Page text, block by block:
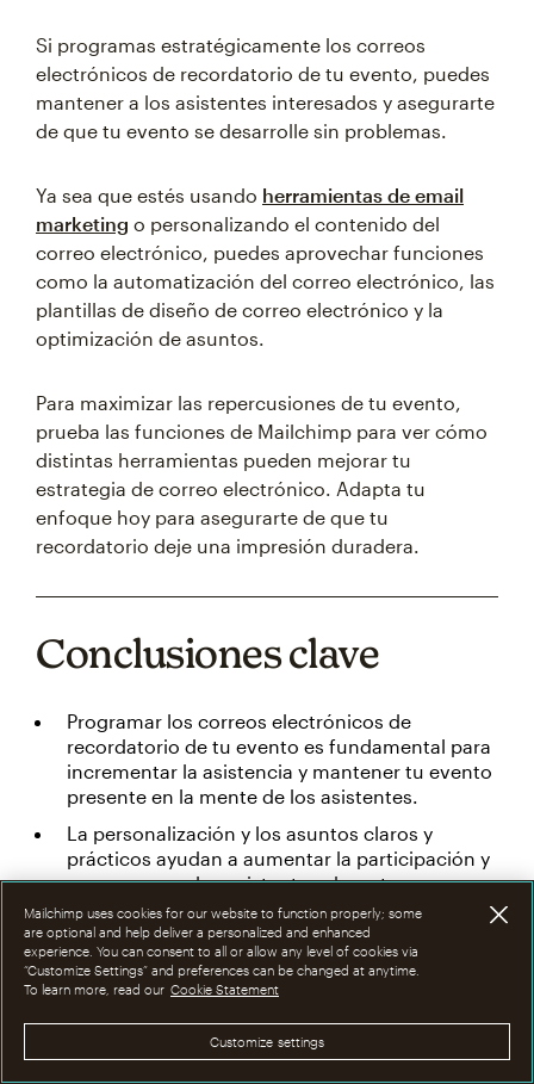
Si programas estratégicamente los correos
electrónicos de recordatorio de tu evento, puedes
mantener a los asistentes interesados y asegurarte
de que tu evento se desarrolle sin problemas.
Ya sea que estés usando herramientas de email
marketing o personalizando el contenido del
correo electrónico, puedes aprovechar funciones
como la automatización del correo electrónico, las
plantillas de diseño de correo electrónico y la
optimización de asuntos.
Para maximizar las repercusiones de tu evento,
prueba las funciones de Mailchimp para ver cómo
distintas herramientas pueden mejorar tu
estrategia de correo electrónico. Adapta tu
enfoque hoy para asegurarte de que tu
recordatorio deje una impresión duradera.
Conclusiones clave
Programar los correos electrónicos de
recordatorio de tu evento es fundamental para
incrementar la asistencia y mantener tu evento
presente en la mente de los asistentes.
La personalización y los asuntos claros y
prácticos ayudan a aumentar la participación y
aseguran que los asistentes abran tus correos
electrónicos.
Usa un programa estratégico de correos
electrónicos, desde la confirmación inicial
hasta el seguimiento posterior al evento, para
mantener el impulso y proporcionar detalles
Mailchimp uses cookies for our website to function properly; some
are optional and help deliver a personalized and enhanced
experience. You can consent to all or allow any level of cookies via
“Customize Settings” and preferences can be changed at anytime.
To learn more, read our Cookie Statement
Customize settings